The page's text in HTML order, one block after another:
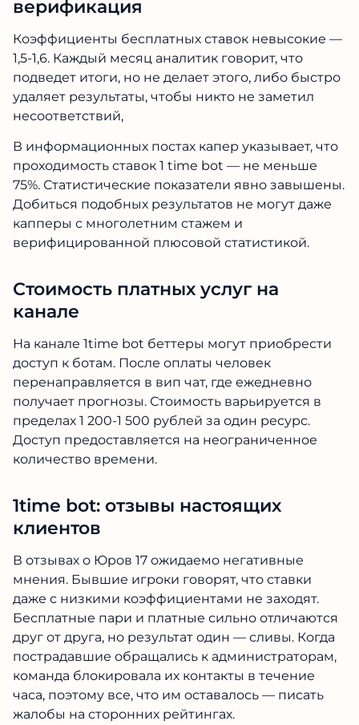
верификация
Коэффициенты бесплатных ставок невысокие —
1,5-1,6. Каждый месяц аналитик говорит, что
подведет итоги, но не делает этого, либо быстро
удаляет результаты, чтобы никто не заметил
несоответствий,
В информационных постах капер указывает, что
проходимость ставок 1 time bot — не меньше
75%. Статистические показатели явно завышены.
Добиться подобных результатов не могут даже
капперы с многолетним стажем и
верифицированной плюсовой статистикой.
Стоимость платных услуг на
канале
На канале 1time bot беттеры могут приобрести
доступ к ботам. После оплаты человек
перенаправляется в вип чат, где ежедневно
получает прогнозы. Стоимость варьируется в
пределах 1 200-1 500 рублей за один ресурс.
Доступ предоставляется на неограниченное
количество времени.
1time bot: отзывы настоящих
клиентов
В отзывах о Юров 17 ожидаемо негативные
мнения. Бывшие игроки говорят, что ставки
даже с низкими коэффициентами не заходят.
Бесплатные пари и платные сильно отличаются
друг от друга, но результат один — сливы. Когда
пострадавшие обращались к администраторам,
команда блокировала их контакты в течение
часа, поэтому все, что им оставалось — писать
жалобы на сторонних рейтингах.